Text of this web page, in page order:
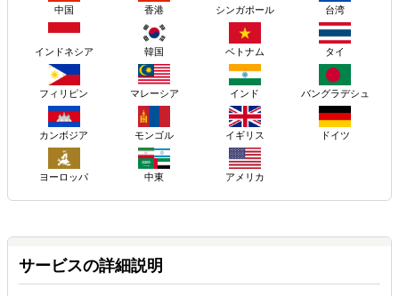
中国 香港 シンガポール 台湾
インドネシア 韓国 ベトナム タイ
フィリピン マレーシア インド バングラデシュ
カンボジア モンゴル イギリス ドイツ
ヨーロッパ 中東 アメリカ
サービスの詳細説明